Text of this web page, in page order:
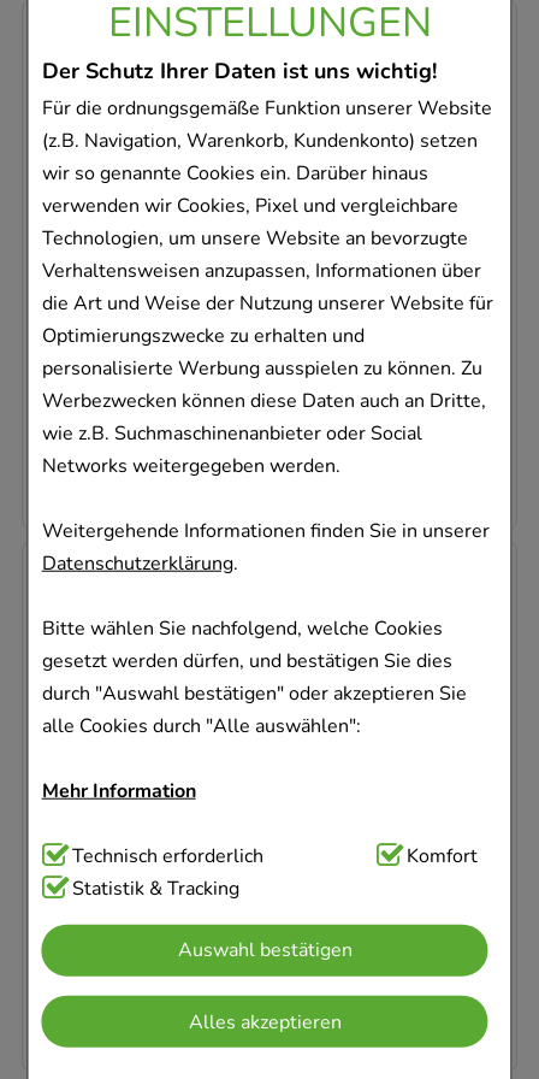
EINSTELLUNGEN
Der Schutz Ihrer Daten ist uns wichtig!
Für die ordnungsgemäße Funktion unserer Website
(z.B. Navigation, Warenkorb, Kundenkonto) setzen
wir so genannte Cookies ein. Darüber hinaus
verwenden wir Cookies, Pixel und vergleichbare
Technologien, um unsere Website an bevorzugte
Verhaltensweisen anzupassen, Informationen über
die Art und Weise der Nutzung unserer Website für
Optimierungszwecke zu erhalten und
personalisierte Werbung ausspielen zu können. Zu
Werbezwecken können diese Daten auch an Dritte,
wie z.B. Suchmaschinenanbieter oder Social
Networks weitergegeben werden.
Weitergehende Informationen finden Sie in unserer
Datenschutzerklärung.
Bitte wählen Sie nachfolgend, welche Cookies
gesetzt werden dürfen, und bestätigen Sie dies
durch "Auswahl bestätigen" oder akzeptieren Sie
alle Cookies durch "Alle auswählen":
Mehr Information
Technisch Notwendig:Hierbei handelt es sich um
Cookies, die für die Grundfunktionen unserer
Website notwendig sind (z.B. Navigation,
Warenkorb, Kundenkonto), weshalb auf diese nicht
verzichtet werden kann.
Komfort:Diese Cookies werden genutzt um das
Technisch erforderlich
Komfort
Statistik & Tracking
Auswahl bestätigen
Alles akzeptieren
OLIVENÖL AUGENPFLEGEBALSAM
Dr. Theiss Naturwaren GmbH
15ml
Balsam
07237722
Sofort lieferbar
19,37 €¹
AVP: 22,79 €²
1.291,33 € pro 1 l
Dr. Theiss Naturwaren GmbH
Balsam
00788809
11,89 €
AVP
59,45 €pro 1 l
-15%